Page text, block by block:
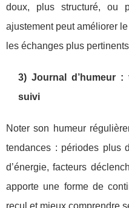
doux, plus structuré, ou
ajustement peut améliorer
les échanges plus
3) Journal d’humeur :
suivi
Noter son humeur
tendances : périodes plus
d’énergie, facteurs
apporte une forme de